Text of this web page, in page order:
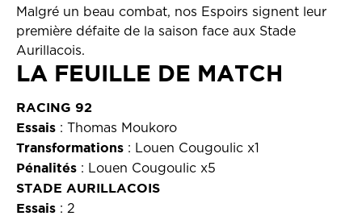
Malgré un beau combat, nos Espoirs signent leur
première défaite de la saison face aux Stade
Aurillacois.
LA FEUILLE DE MATCH
RACING 92
Essais : Thomas Moukoro
Transformations : Louen Cougoulic x1
Pénalités : Louen Cougoulic x5
STADE AURILLACOIS
Essais : 2